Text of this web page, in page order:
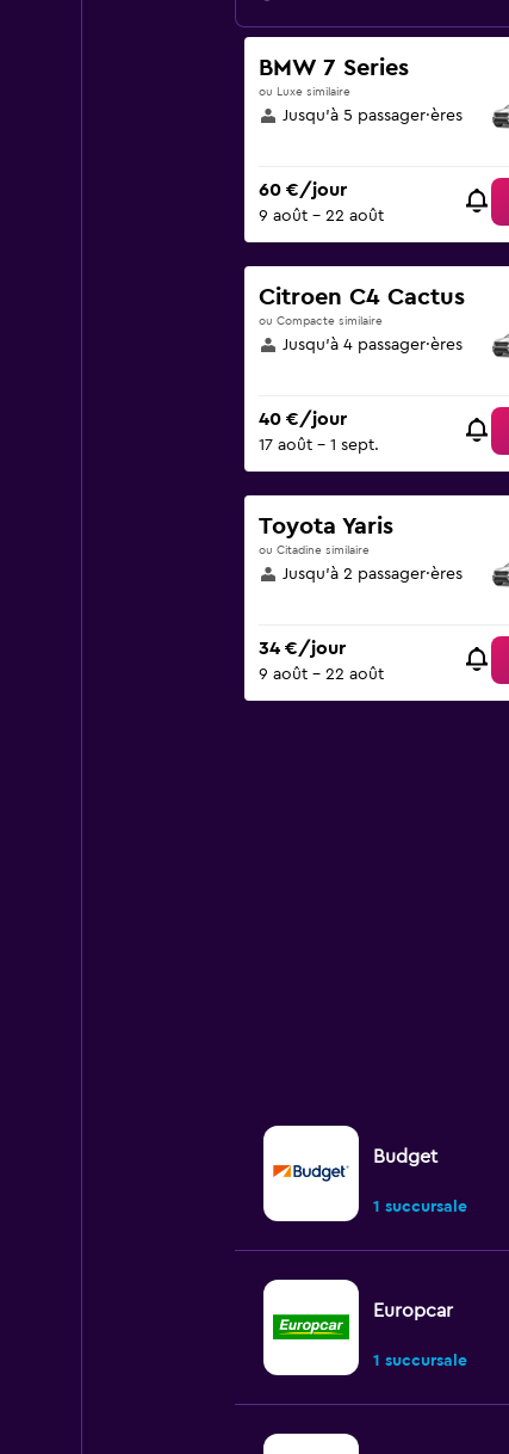
BMW 7 Series
ou Luxe similaire
Jusqu’à 5 passager·ères
60 €/jour
9 août - 22 août
Citroen C4 Cactus
ou Compacte similaire
Jusqu’à 4 passager·ères
40 €/jour
17 août - 1 sept.
Toyota Yaris
ou Citadine similaire
Jusqu’à 2 passager·ères
34 €/jour
9 août - 22 août
Budget
1 succursale
Europcar
1 succursale